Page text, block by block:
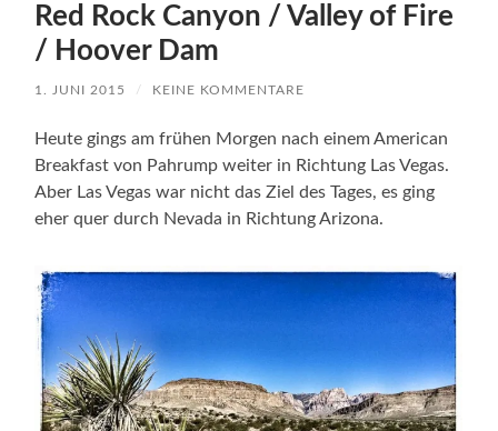
Red Rock Canyon / Valley of Fire
/ Hoover Dam
1. JUNI 2015 / KEINE KOMMENTARE
Heute gings am frühen Morgen nach einem American
Breakfast von Pahrump weiter in Richtung Las Vegas.
Aber Las Vegas war nicht das Ziel des Tages, es ging
eher quer durch Nevada in Richtung Arizona.